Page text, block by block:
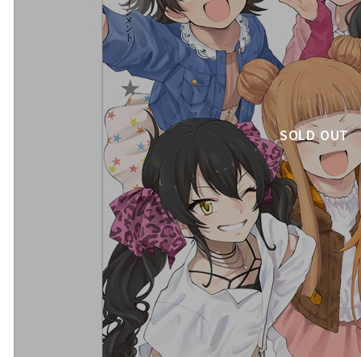
SOLD OUT